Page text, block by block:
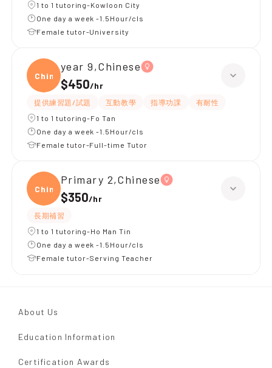
1 to 1 tutoring-Kowloon City
One day a week -1.5Hour/cls
Female tutor-University
Chine
year 9,Chinese
$450/hr
提供練習題/試題 互動教學 指導功課
有耐性
1 to 1 tutoring-Fo Tan
One day a week -1.5Hour/cls
Female tutor-Full-time Tutor
Chine
Primary 2,Chinese
$350/hr
長期補習
1 to 1 tutoring-Ho Man Tin
One day a week -1.5Hour/cls
Female tutor-Serving Teacher
About Us
Education Information
Certification Awards